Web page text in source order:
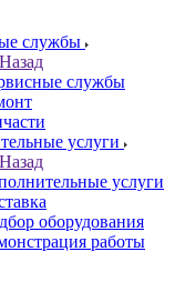
службы
Назад
службы
услуги
Назад
услуги
оборудования
работы